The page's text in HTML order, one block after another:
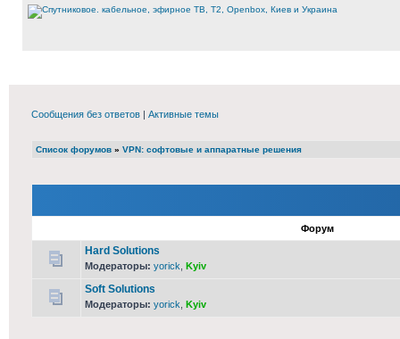
Сообщения без ответов | Активные темы
Список форумов » VPN: софтовые и аппаратные решения
Форум
Hard Solutions
Модераторы: yorick Kyiv
Soft Solutions
Модераторы: yorick Kyiv